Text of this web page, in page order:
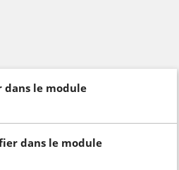
le module
dans le module